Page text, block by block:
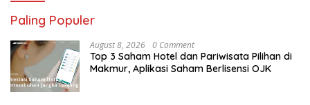
Paling Populer
August 8, 2026 0 Comment
Top 3 Saham Hotel dan Pariwisata Pilihan di
Makmur, Aplikasi Saham Berlisensi OJK